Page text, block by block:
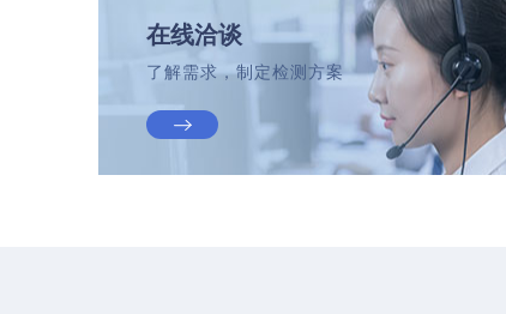
在线洽谈
了解需求，制定检测方案